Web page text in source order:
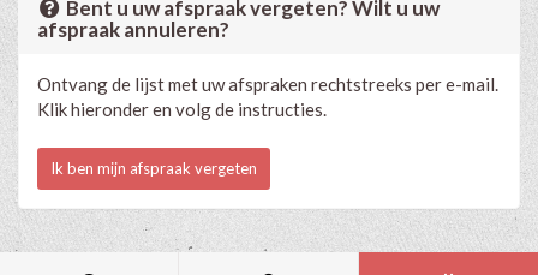
Bent u uw afspraak vergeten? Wilt u uw
afspraak annuleren?
Ontvang de lijst met uw afspraken rechtstreeks per e-mail.
Klik hieronder en volg de instructies.
Ik ben mijn afspraak vergeten